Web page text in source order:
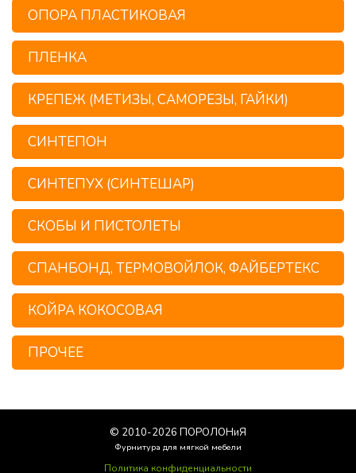
ОПОРА ПЛАСТИКОВАЯ
ПЛЕНКА
КРЕПЕЖ (МЕТИЗЫ, САМОРЕЗЫ, ГАЙКИ)
СИНТЕПОН
СИНТЕПУХ (СИНТЕШАР)
СКОБЫ И ПИСТОЛЕТЫ
СПАНБОНД, ТЕРМОВОЙЛОК, ФАЙБЕРТЕКС
КОЙРА КОКОСОВАЯ
ПРОЧЕЕ
© 2010-2026 ПОРОЛОНиЯ
Фурнитура для мягкой мебели
Политика конфиденциальности